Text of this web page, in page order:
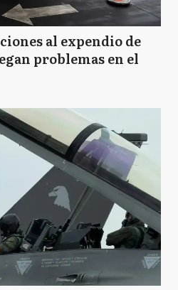
al expendio de
problemas en el